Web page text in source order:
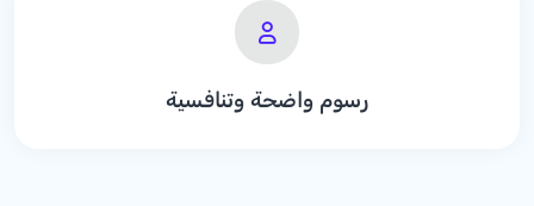
رسوم واضحة وتنافسية